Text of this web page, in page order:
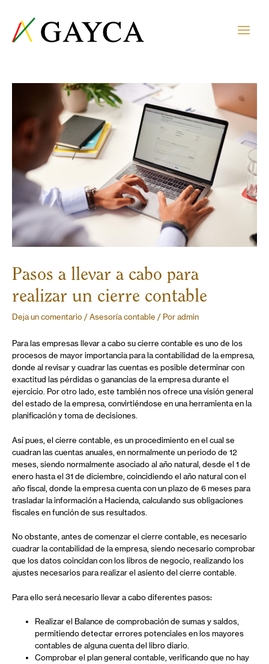
Pasos a llevar a cabo para
realizar un cierre contable
Deja un comentario / Asesoría contable / Por admin
Para las empresas llevar a cabo su cierre contable es uno de los
procesos de mayor importancia para la contabilidad de la empresa,
donde al revisar y cuadrar las cuentas es posible determinar con
exactitud las pérdidas o ganancias de la empresa durante el
ejercicio. Por otro lado, este también nos ofrece una visión general
del estado de la empresa, convirtiéndose en una herramienta en la
planificación y toma de decisiones.
Así pues, el cierre contable, es un procedimiento en el cual se
cuadran las cuentas anuales, en normalmente un periodo de 12
meses, siendo normalmente asociado al año natural, desde el 1 de
enero hasta el 31 de diciembre, coincidiendo el año natural con el
año fiscal, donde la empresa cuenta con un plazo de 6 meses para
trasladar la información a Hacienda, calculando sus obligaciones
fiscales en función de sus resultados.
No obstante, antes de comenzar el cierre contable, es necesario
cuadrar la contabilidad de la empresa, siendo necesario comprobar
que los datos coincidan con los libros de negocio, realizando los
ajustes necesarios para realizar el asiento del cierre contable.
Para ello será necesario llevar a cabo diferentes pasos:
Realizar el Balance de comprobación de sumas y saldos,
permitiendo detectar errores potenciales en los mayores
contables de alguna cuenta del libro diario.
Comprobar el plan general contable, verificando que no hay